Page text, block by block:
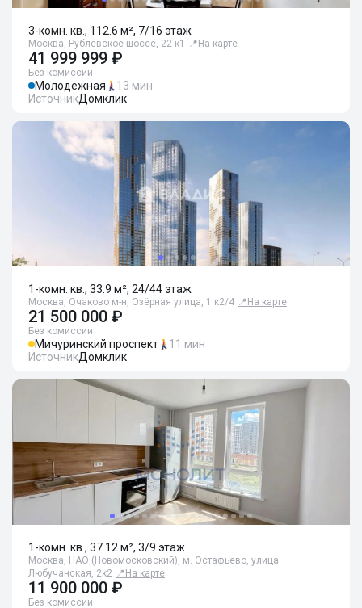
3-комн. кв., 112.6 м², 7/16 этаж
Москва, Рублёвское шоссе, 22 к1 📍 На карте
41 999 999 ₽
Без комиссии
Молодежная
13 мин
ИсточникДомклик
1-комн. кв., 33.9 м², 24/44 этаж
Москва, Очаково м-н, Озёрная улица, 1 к2/4 📍 На карте
21 500 000 ₽
Без комиссии
Мичуринский проспект
11 мин
ИсточникДомклик
1-комн. кв., 37.12 м², 3/9 этаж
Москва, НАО (Новомосковский), м. Остафьево, улица
Любучанская, 2к2 📍 На карте
11 900 000 ₽
Без комиссии